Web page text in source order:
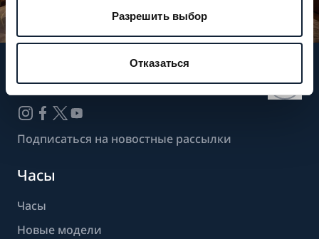
Разрешить выбор
Отказаться
Подписаться на новостные рассылки
Часы
Часы
Новые модели